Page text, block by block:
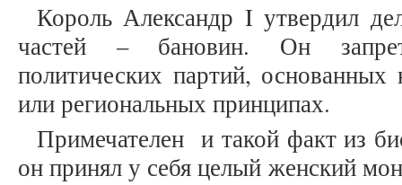
Король Александр I утвердил
частей – бановин. Он
политических партий, основанных
или региональных принципах.
Примечателен и такой факт из
он принял у себя целый женский